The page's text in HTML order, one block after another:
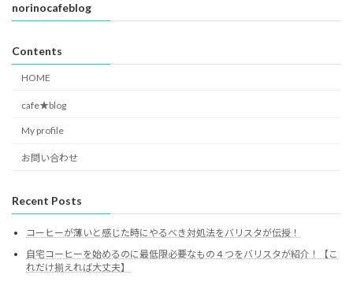
norinocafeblog
Contents
HOME
cafe★blog
My profile
お問い合わせ
Recent Posts
コーヒーが薄いと感じた時にやるべき対処法をバリスタが伝授！
自宅コーヒーを始めるのに最低限必要なもの４つをバリスタが紹介！【こ
れだけ揃えれば大丈夫】